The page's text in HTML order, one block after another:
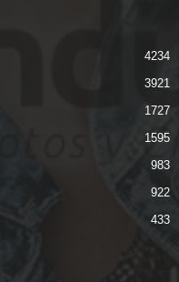
4234
3921
1727
1595
983
922
433